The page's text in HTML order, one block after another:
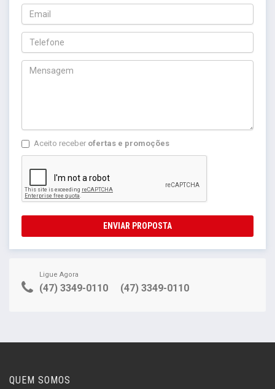
Aceito receber ofertas e promoções
ENVIAR PROPOSTA
Ligue Agora
(47) 3349-0110 (47) 3349-0110
QUEM SOMOS